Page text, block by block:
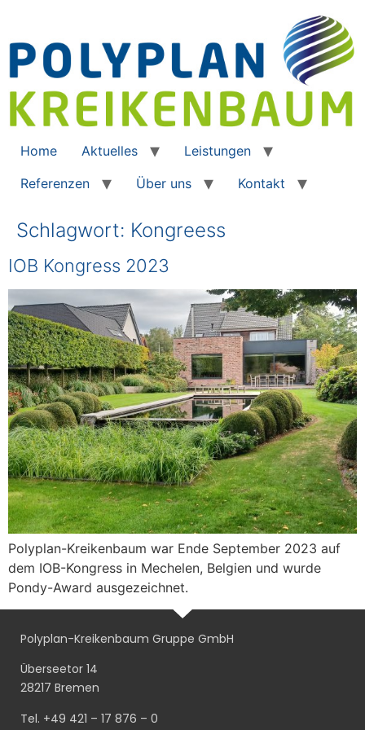
Home Aktuelles
Leistungen
Referenzen
Über uns Kontakt
Schlagwort: Kongreess
IOB Kongress 2023
Polyplan-Kreikenbaum war Ende September 2023 auf
dem IOB-Kongress in Mechelen, Belgien und wurde
Pondy-Award ausgezeichnet.
Polyplan-Kreikenbaum Gruppe GmbH
Überseetor 14
28217 Bremen
Tel. +49 421 – 17 876 – 0